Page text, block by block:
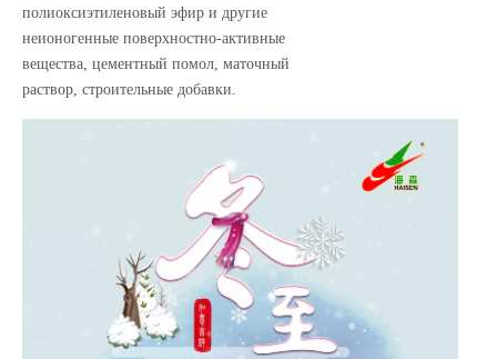
полиоксиэтиленовый эфир и другие
неионогенные поверхностно-активные
вещества, цементный помол, маточный
раствор, строительные добавки.